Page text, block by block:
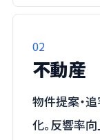
02
不動産
物件提案・
化。反響率